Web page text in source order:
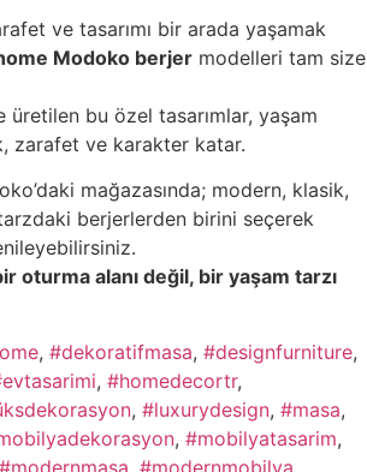
ve tasarımı bir arada yaşamak
Modoko berjer modelleri tam size
bu özel tasarımlar, yaşam
zarafet ve karakter katar.
mağazasında; modern, klasik,
berjerlerden birini seçerek
oturma alanı değil, bir yaşam tarzı
, #dekoratifmasa, #designfurniture,
, #homedecortr,
, #luxurydesign, #masa,
, #mobilyatasarim,
#modernmasa, #modernmobilya,